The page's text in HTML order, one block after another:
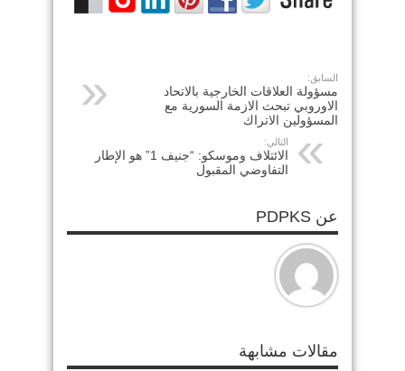
السابق:
مسؤولة العلاقات الخارجية بالاتحاد
الاوروبي تبحث الازمة السورية مع
المسؤولين الاتراك
التالي:
الائتلاف وموسكو: “جنيف 1” هو الإطار
التفاوضي المقبول
عن PDPKS
مقالات مشابهة